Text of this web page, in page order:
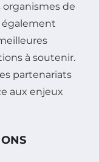
organismes de
également
à soutenir.
partenariats
aux enjeux